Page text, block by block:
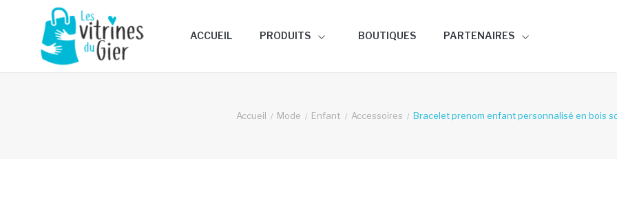
ACCUEIL PRODUITS BOUTIQUES PARTENAIRES
Accueil Mode Enfant Accessoires Bracelet prenom enfant personnalisé en bois